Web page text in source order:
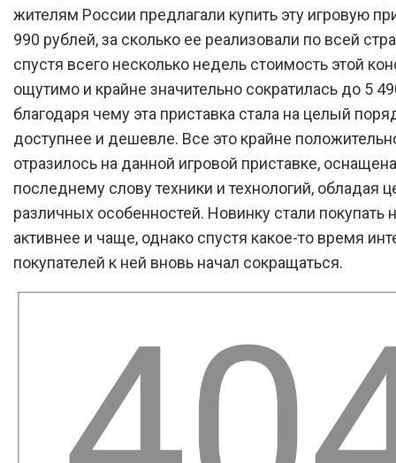
жителям России предлагали купить эту игровую
990 рублей, за сколько ее реализовали по всей
спустя всего несколько недель стоимость этой
ощутимо и крайне значительно сократилась до 5
благодаря чему эта приставка стала на целый
доступнее и дешевле. Все это крайне
отразилось на данной игровой приставке,
последнему слову техники и технологий, обладая
различных особенностей. Новинку стали покупать
активнее и чаще, однако спустя какое-то время
покупателей к ней вновь начал сокращаться.